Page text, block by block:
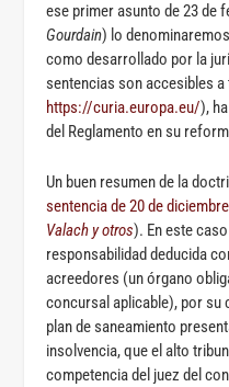
ese primer asunto de 23 de
Gourdain) lo
como desarrollado por la
sentencias son accesibles a
https://curia.europa.eu/),
del Reglamento en su
Un buen resumen de la
sentencia de 20 de
Valach y otros). En este
responsabilidad deducida
acreedores (un órgano
concursal aplicable), por su
plan de saneamiento
insolvencia, que el alto
competencia del juez del